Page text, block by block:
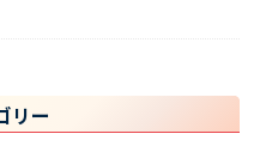
リー